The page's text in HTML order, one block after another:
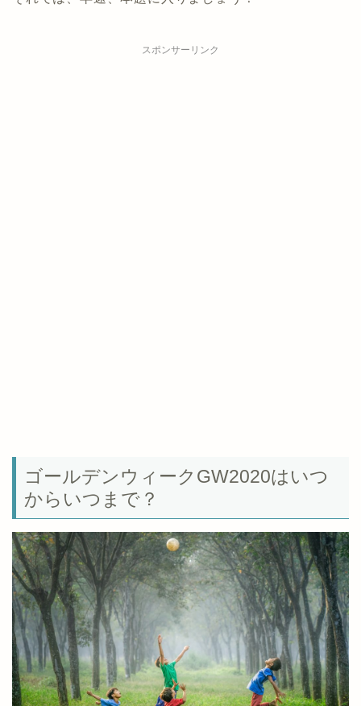
スポンサーリンク
ゴールデンウィークGW2020はいつ
からいつまで？